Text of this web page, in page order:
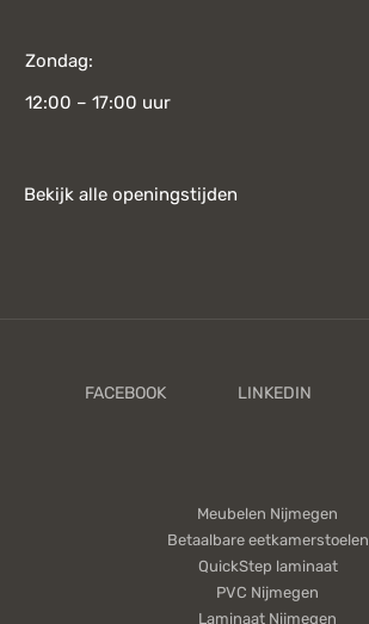
Zondag:
12:00 – 17:00 uur
Bekijk alle openingstijden
Meubelen Nijmegen
Betaalbare eetkamerstoelen
QuickStep laminaat
PVC Nijmegen
Laminaat Nijmegen